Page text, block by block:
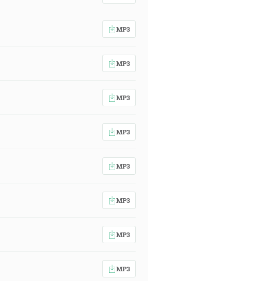
MP3
MP3
MP3
MP3
MP3
MP3
MP3
MP3